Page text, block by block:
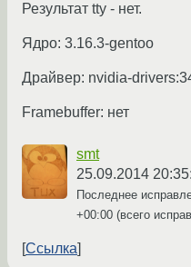
Результат tty - нет.
Ядро: 3.16.3-gentoo
Драйвер: nvidia-
Framebuffer: нет
smt
25.09.2014
Последнее
+00:00 (всего
Ссылка